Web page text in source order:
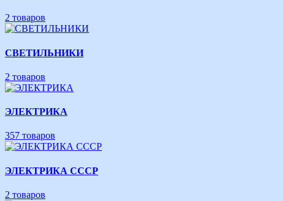
2 товаров
СВЕТИЛЬНИКИ
2 товаров
ЭЛЕКТРИКА
357 товаров
ЭЛЕКТРИКА СССР
2 товаров